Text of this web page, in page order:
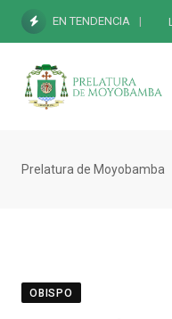
EN TENDENCIA
Prelatura de Moyobamba
OBISPO